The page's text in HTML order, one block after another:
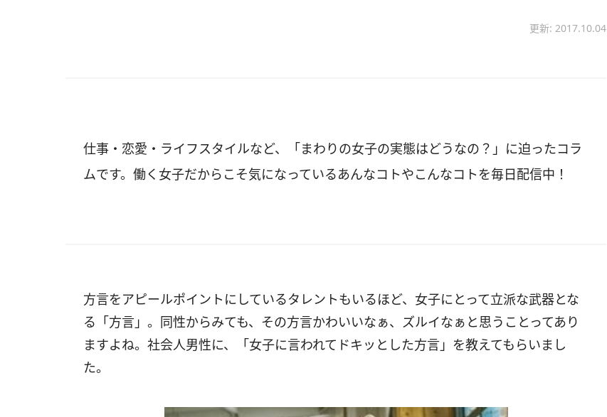
更新: 2017.10.04
仕事・恋愛・ライフスタイルなど、「まわりの女子の実態はどうなの？」に迫ったコラ
ムです。働く女子だからこそ気になっているあんなコトやこんなコトを毎日配信中！
方言をアピールポイントにしているタレントもいるほど、女子にとって立派な武器とな
る「方言」。同性からみても、その方言かわいいなぁ、ズルイなぁと思うことってあり
ますよね。社会人男性に、「女子に言われてドキッとした方言」を教えてもらいまし
た。